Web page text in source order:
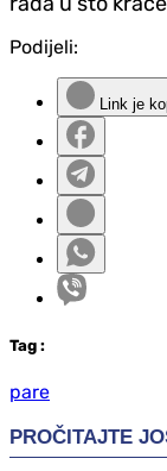
Podijeli:
Link je
Tag :
pare